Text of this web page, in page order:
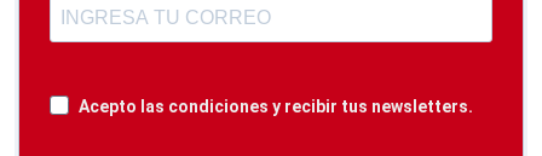
Acepto las condiciones y recibir tus newsletters.